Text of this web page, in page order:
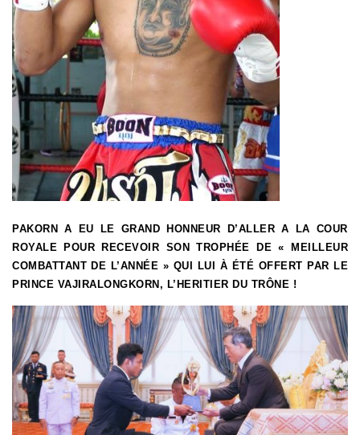
PAKORN A EU LE GRAND HONNEUR D’ALLER A LA COUR
ROYALE POUR RECEVOIR SON TROPHÉE DE « MEILLEUR
COMBATTANT DE L’ANNÉE » QUI LUI À ÉTÉ OFFERT PAR LE
PRINCE VAJIRALONGKORN, L’HERITIER DU TRÔNE !